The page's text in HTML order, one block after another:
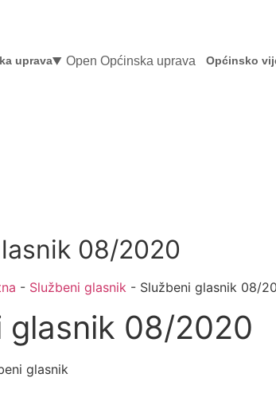
uprava Open Općinska uprava Općinsko
08/2020
- Službeni glasnik - Službeni glasnik 08/
glasnik 08/2020
glasnik